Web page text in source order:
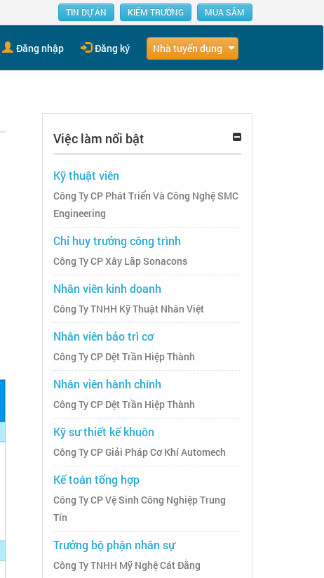
TIN DỰ ÁN KIẾM TRƯỜNG MUA SẮM
Đăng nhập Đăng ký Nhà tuyển dụng
Việc làm nổi bật
Kỹ thuật viên
Công Ty CP Phát Triển Và Công Nghệ SMC
Engineering
Chỉ huy trưởng công trình
Công Ty CP Xây Lắp Sonacons
Nhân viên kinh doanh
Công Ty TNHH Kỹ Thuật Nhân Việt
Nhân viên bảo trì cơ
Công Ty CP Dệt Trần Hiệp Thành
Nhân viên hành chính
Công Ty CP Dệt Trần Hiệp Thành
Kỹ sư thiết kế khuôn
Công Ty CP Giải Pháp Cơ Khí Automech
Kế toán tổng hợp
Công Ty CP Vệ Sinh Công Nghiệp Trung
Tín
Trưởng bộ phận nhân sự
Công Ty TNHH Mỹ Nghệ Cát Đằng